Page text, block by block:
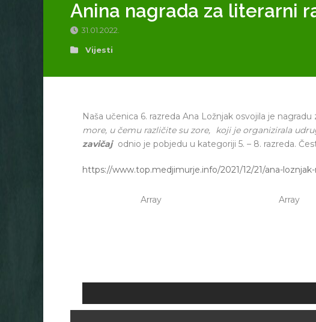
Anina nagrada za literarni
31.01.2022.
Vijesti
Naša učenica 6. razreda Ana Ložnjak osvojila je
more, u čemu različite su zore, koji je organizirala
zavičaj odnio je pobjedu u kategoriji 5. – 8. razreda.
https://www.top.medjimurje.info/2021/12/21/ana-
Array Array